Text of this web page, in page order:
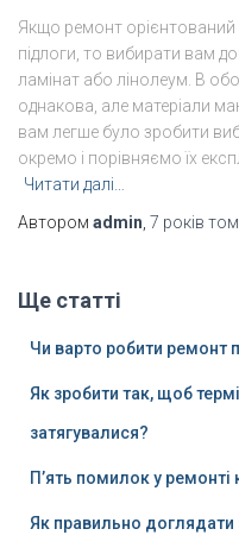
Якщо ремонт орієнтований
підлоги, то вибирати вам
ламінат або лінолеум. В
однакова, але матеріали
вам легше було зробити
окремо і порівняємо їх
Читати далі…
Автором admin, 7 років
Ще статті
Чи варто робити ремонт
Як зробити так, щоб
затягувалися?
П’ять помилок у ремонті
Як правильно